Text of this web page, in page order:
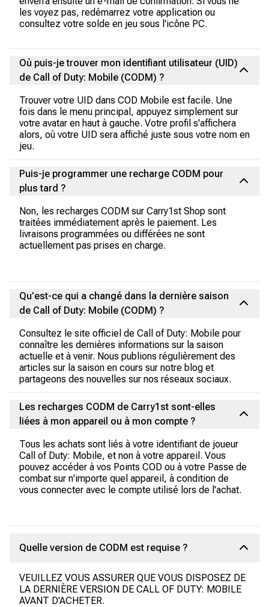
les voyez pas, redémarrez votre application ou
consultez votre solde en jeu sous l'icône PC.
Où puis-je trouver mon identifiant utilisateur (UID)
de Call of Duty: Mobile (CODM) ?
Trouver votre UID dans COD Mobile est facile. Une
fois dans le menu principal, appuyez simplement sur
votre avatar en haut à gauche. Votre profil s'affichera
alors, où votre UID sera affiché juste sous votre nom en
jeu.
Puis-je programmer une recharge CODM pour
plus tard ?
Non, les recharges CODM sur Carry1st Shop sont
traitées immédiatement après le paiement. Les
livraisons programmées ou différées ne sont
actuellement pas prises en charge.
Qu'est-ce qui a changé dans la dernière saison
de Call of Duty: Mobile (CODM) ?
Consultez le site officiel de Call of Duty: Mobile pour
connaître les dernières informations sur la saison
actuelle et à venir. Nous publions régulièrement des
articles sur la saison en cours sur notre blog et
partageons des nouvelles sur nos réseaux sociaux.
Les recharges CODM de Carry1st sont-elles
liées à mon appareil ou à mon compte ?
Tous les achats sont liés à votre identifiant de joueur
Call of Duty: Mobile, et non à votre appareil. Vous
pouvez accéder à vos Points COD ou à votre Passe de
combat sur n'importe quel appareil, à condition de
vous connecter avec le compte utilisé lors de l'achat.
Quelle version de CODM est requise ?
VEUILLEZ VOUS ASSURER QUE VOUS DISPOSEZ DE
LA DERNIÈRE VERSION DE CALL OF DUTY: MOBILE
AVANT D'ACHETER.